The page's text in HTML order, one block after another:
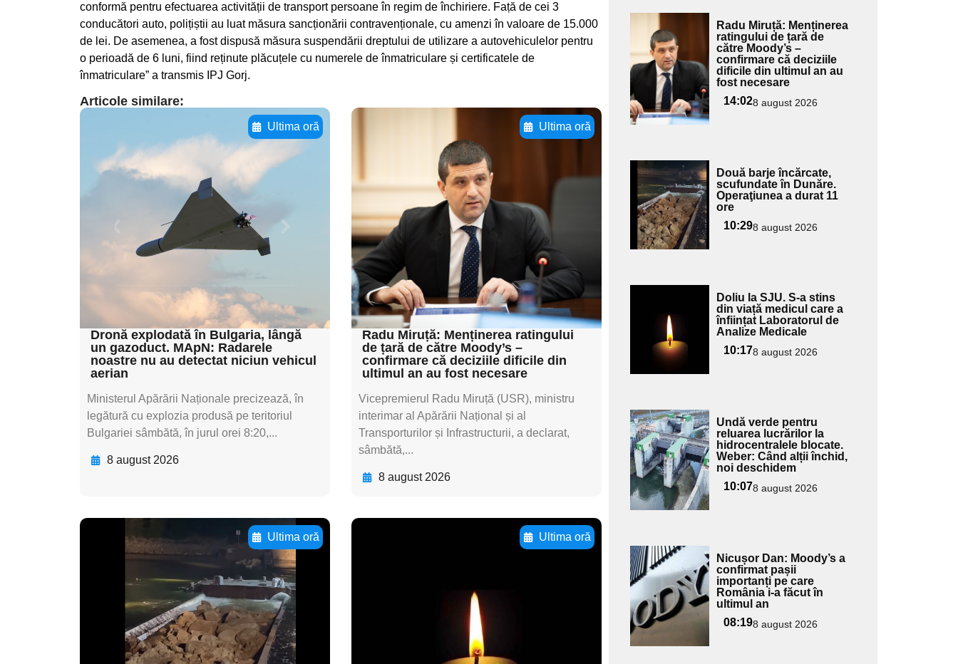
conformă pentru efectuarea activității de transport persoane în regim de închiriere. Față de cei 3
conducători auto, polițiștii au luat măsura sancționării contravenționale, cu amenzi în valoare de 15.000
de lei. De asemenea, a fost dispusă măsura suspendării dreptului de utilizare a autovehiculelor pentru
o perioadă de 6 luni, fiind reținute plăcuțele cu numerele de înmatriculare și certificatele de
înmatriculare” a transmis IPJ Gorj.
Articole similare:
Ultima oră
Adaugă aici textul
pentru
subtitluAdaugă aici
textul pentru
subtitluAdaugă aici
textul pentru
subtitluAdaugă aici
textul pentru subti
Dronă explodată în Bulgaria, lângă
un gazoduct. MApN: Radarele
noastre nu au detectat niciun vehicul
aerian
Ministerul Apărării Naționale precizează, în
legătură cu explozia produsă pe teritoriul
Bulgariei sâmbătă, în jurul orei 8:20,...
8 august 2026
Ultima oră
Adaugă aici textul
pentru
subtitluAdaugă aici
textul pentru
subtitluAdaugă aici
textul pentru
subtitluAdaugă aici
textul pentru subti
Radu Miruță: Menținerea ratingului
de țară de către Moody’s –
confirmare că deciziile dificile din
ultimul an au fost necesare
Vicepremierul Radu Miruță (USR), ministru
interimar al Apărării Național și al
Transporturilor și Infrastructurii, a declarat,
sâmbătă,...
8 august 2026
Ultima oră
Adaugă aici textul
pentru
subtitluAdaugă aici
textul pentru
subtitluAdaugă aici
Ultima oră
subtitluAdaugă aici
textul pentru
subtitluAdaugă aici
Adaugă
aici textul
pentru
subtitlu
Radu Miruță: Menținerea
ratingului de țară de
către Moody’s –
confirmare că deciziile
dificile din ultimul an au
fost necesare
14:028 august 2026
Adaugă
aici textul
pentru
subtitlu
Două barje încărcate,
scufundate în Dunăre.
Operaţiunea a durat 11
ore
10:298 august 2026
pentru
subtitlu
Doliu la SJU. S-a stins
din viață medicul care a
înființat Laboratorul de
Analize Medicale
10:178 august 2026
Adaugă
aici textul
pentru
subtitlu
Undă verde pentru
reluarea lucrărilor la
hidrocentralele blocate.
Weber: Când alții închid,
noi deschidem
10:078 august 2026
Adaugă
aici textul
pentru
subtitlu
Nicușor Dan: Moody’s a
confirmat pașii
importanți pe care
România i-a făcut în
ultimul an
08:198 august 2026